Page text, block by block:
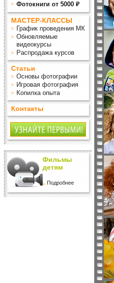
Фотокниги от 5000 ₽
МАСТЕР-КЛАССЫ
График проведения МК
Обновляемые
видеокурсы
Распродажа курсов
Статьи
Основы фотографии
Игровая фотография
Копилка опыта
Контакты
Фильмы
детям
Подробнее